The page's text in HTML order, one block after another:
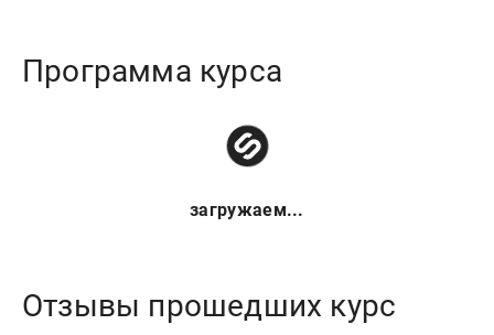
Программа курса
загружаем...
Отзывы прошедших курс